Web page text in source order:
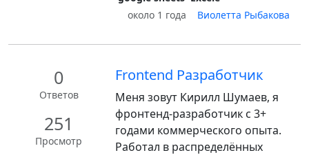
около 1 года
Виолетта Рыбакова
0
Ответов
251
Просмотр
Frontend Разработчик
Меня зовут Кирилл Шумаев, я
фронтенд-разработчик с 3+
годами коммерческого опыта.
Работал в распределённых